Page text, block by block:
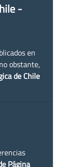
-
en
obstante,
de Chile
Página